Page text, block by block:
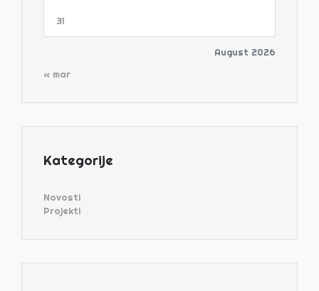
August 2026
31
« mar
Kategorije
Novosti
Projekti